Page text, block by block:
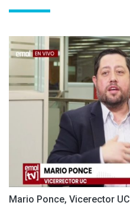
Mario Ponce, Vicerector UC